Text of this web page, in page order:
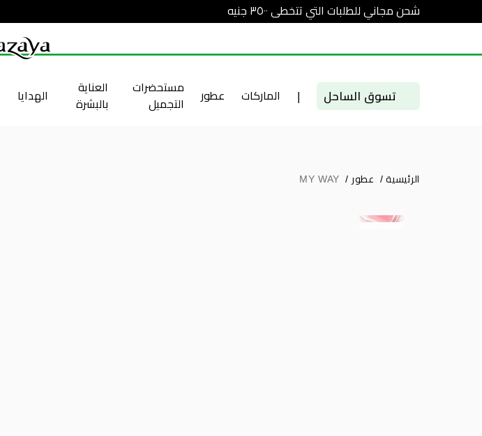
شحن مجاني للطلبات التي تتخطى ٣٥٠٠ جنيه
تسوق الساحل | الماركات عطور
مستحضرات
التجميل
العناية
بالبشرة
الهدايا
الرئيسية / عطور /
MY WAY